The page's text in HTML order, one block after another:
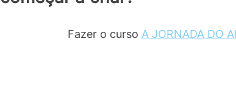
Fazer o curso A JORNADA DO